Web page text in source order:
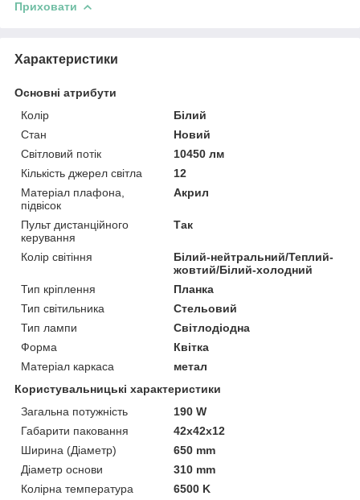
Приховати
Характеристики
Основні атрибути
Колір
Білий
Стан
Новий
Світловий потік
10450 лм
Кількість джерел світла
12
Матеріал плафона,
підвісок
Акрил
Пульт дистанційного
керування
Так
Колір світіння
Білий-нейтральний/Теплий-
жовтий/Білий-холодний
Тип кріплення
Планка
Тип світильника
Стельовий
Тип лампи
Світлодіодна
Форма
Квітка
Матеріал каркаса
метал
Користувальницькі характеристики
Загальна потужність
190 W
Габарити паковання
42x42x12
Ширина (Діаметр)
650 mm
Діаметр основи
310 mm
Колірна температура
6500 K